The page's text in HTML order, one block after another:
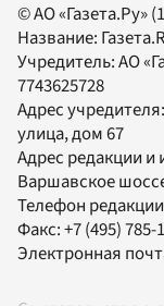
© АО «Газета.Ру»
Название:
Учредитель:АО
7743625728
Адрес
улица, дом 67
Адрес редакции и
Варшавское
Телефон
Факс:+7 (495) 785-
Электронная